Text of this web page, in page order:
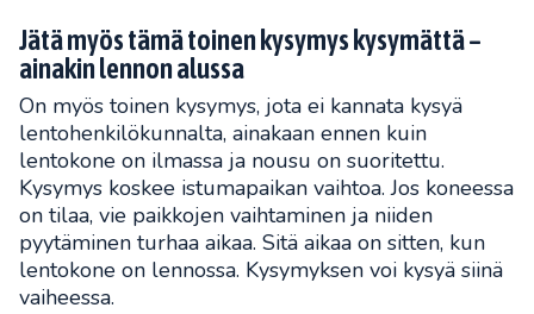
Jätä myös tämä toinen kysymys kysymättä –
ainakin lennon alussa
On myös toinen kysymys, jota ei kannata kysyä
lentohenkilökunnalta, ainakaan ennen kuin
lentokone on ilmassa ja nousu on suoritettu.
Kysymys koskee istumapaikan vaihtoa. Jos koneessa
on tilaa, vie paikkojen vaihtaminen ja niiden
pyytäminen turhaa aikaa. Sitä aikaa on sitten, kun
lentokone on lennossa. Kysymyksen voi kysyä siinä
vaiheessa.